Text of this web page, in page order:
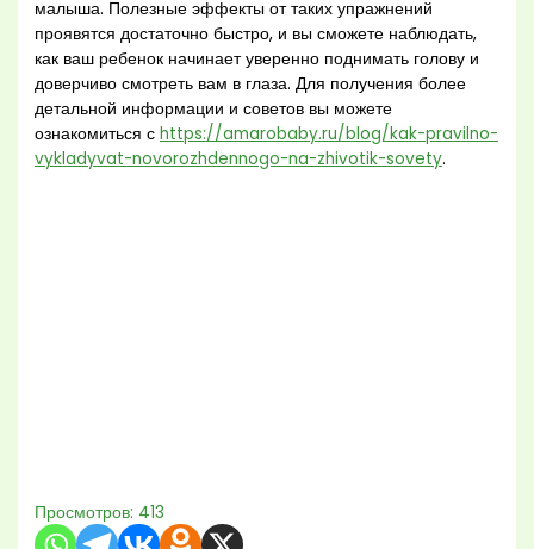
малыша. Полезные эффекты от таких упражнений
проявятся достаточно быстро, и вы сможете наблюдать,
как ваш ребенок начинает уверенно поднимать голову и
доверчиво смотреть вам в глаза. Для получения более
детальной информации и советов вы можете
ознакомиться сhttps://amarobaby.ru/blog/kak-pravilno-
vykladyvat-novorozhdennogo-na-zhivotik-sovety.
Просмотров: 413